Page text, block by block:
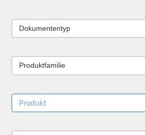
Dokumententyp
Produktfamilie
Produkt